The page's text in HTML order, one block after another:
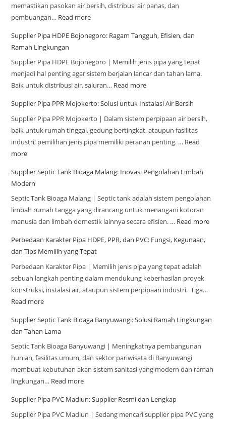
memastikan pasokan air bersih, distribusi air panas, dan
pembuangan… Read more
Supplier Pipa HDPE Bojonegoro: Ragam Tangguh, Efisien, dan
Ramah Lingkungan
Supplier Pipa HDPE Bojonegoro | Memilih jenis pipa yang tepat
menjadi hal penting agar sistem berjalan lancar dan tahan lama.
Baik untuk distribusi air, saluran… Read more
Supplier Pipa PPR Mojokerto: Solusi untuk Instalasi Air Bersih
Supplier Pipa PPR Mojokerto | Dalam sistem perpipaan air bersih,
baik untuk rumah tinggal, gedung bertingkat, ataupun fasilitas
industri, pemilihan jenis pipa memiliki peranan penting. … Read
more
Supplier Septic Tank Bioaga Malang: Inovasi Pengolahan Limbah
Modern
Septic Tank Bioaga Malang | Septic tank adalah sistem pengolahan
limbah rumah tangga yang dirancang untuk menangani kotoran
manusia dan limbah domestik lainnya secara efisien. … Read more
Perbedaan Karakter Pipa HDPE, PPR, dan PVC: Fungsi, Kegunaan,
dan Tips Memilih yang Tepat
Perbedaan Karakter Pipa | Memilih jenis pipa yang tepat adalah
sebuah langkah penting dalam mendukung keberhasilan proyek
konstruksi, instalasi air, ataupun sistem perpipaan industri. Tiga…
Read more
Supplier Septic Tank Bioaga Banyuwangi: Solusi Ramah Lingkungan
dan Tahan Lama
Septic Tank Bioaga Banyuwangi | Meningkatnya pembangunan
hunian, fasilitas umum, dan sektor pariwisata di Banyuwangi
membuat kebutuhan akan sistem sanitasi yang modern dan ramah
lingkungan… Read more
Supplier Pipa PVC Madiun: Supplier Resmi dan Lengkap
Supplier Pipa PVC Madiun | Sedang mencari supplier pipa PVC yang